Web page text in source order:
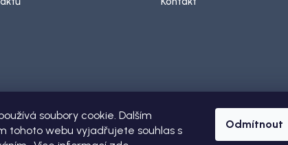
soubory cookie. Dalším
tohoto webu vyjadřujete souhlas s
Odmítnout